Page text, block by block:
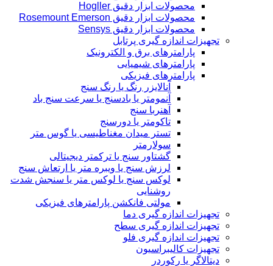
محصولات ابزار دقیق Hogller
محصولات ابزار دقیق Rosemount Emerson
محصولات ابزار دقیق Sensys
تجهیزات اندازه گیری پرتابل
پارامترهای برق و الکترونیک
پارامترهای شیمیایی
پارامترهای فیزیکی
آنالایزر رنگ یا رنگ سنج
آنمومتر یا بادسنج یا سرعت سنج باد
آهنربا سنج
تاکومتر یا دورسنج
تستر میدان مغناطیسی یا گوس متر
سولارمتر
گشتاور سنج یا ترکمتر دیجیتالی
لرزش سنج یا ویبره متر یا ارتعاش سنج
لوکس سنج یا لوکس متر یا سنجش شدت
روشنایی
مولتی فانکشن پارامترهای فیزیکی
تجهیزات اندازه گیری دما
تجهیزات اندازه گیری سطح
تجهیزات اندازه گیری فلو
تجهیزات کالیبراسیون
دیتالاگر یا رکوردر